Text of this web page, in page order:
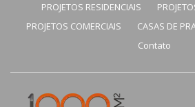
PROJETOS RESIDENCIAIS
PROJETOS COMERCIAIS
CASAS DE
Contato